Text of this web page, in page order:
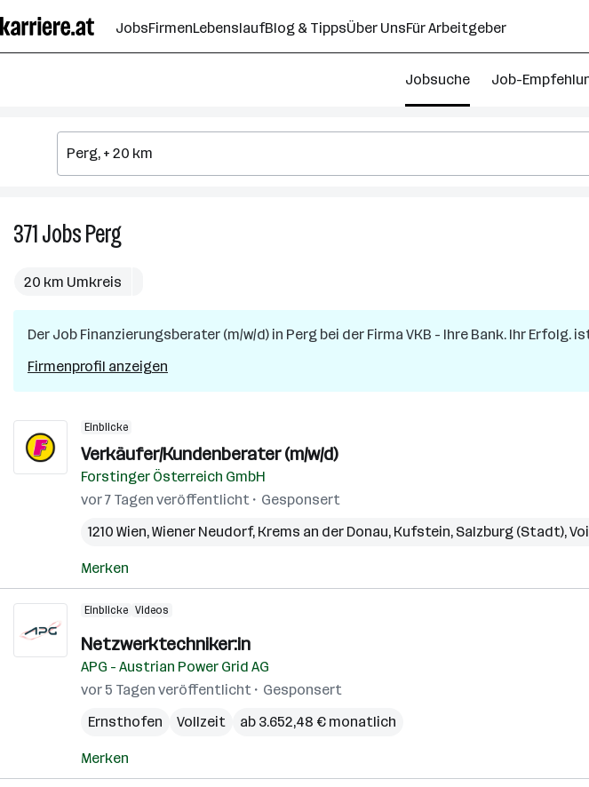
Seiteninhalt
springen
JobsFirmenLebenslaufBlog & TippsÜber UnsFür Arbeitgeber
Jobsuche Job-
371JobsPerg371
Jobs
20 km Umkreis
Der Job Finanzierungsberater (m/w/d) in Perg bei der Firma VKB - Ihre Bank. Ihr Erfolg.
Firmenprofil anzeigen
Einblicke
Verkäufer/Kundenberater (m/w/d)
Forstinger Österreich GmbH
vor 7 Tagen veröffentlicht
Gesponsert
1210 Wien,Wiener Neudorf, Krems an der Donau, Kufstein, Salzburg (Stadt),
Merken
Einblicke Videos
Netzwerktechniker:in
APG - Austrian Power Grid AG
vor 5 Tagen veröffentlicht
Gesponsert
Ernsthofen
Vollzeit ab 3.652,48 € monatlich
Merken